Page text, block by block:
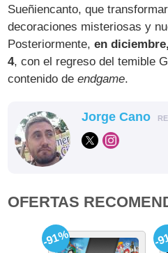
Sueñiencanto, que
decoraciones misteriosas y
Posteriormente,en
4, con el regreso del temible
contenido deendgame.
Jorge Cano
OFERTAS
-91% -